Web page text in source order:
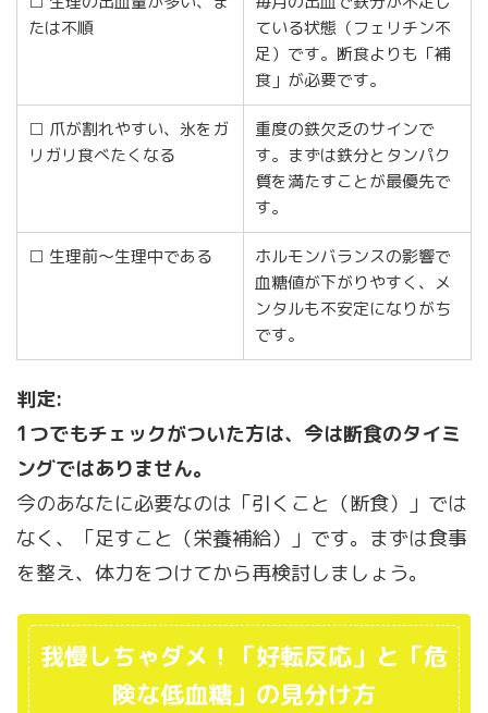
たは不順
ている状態（フェリチン不
足）です。断食よりも「補
食」が必要です。
□ 爪が割れやすい、氷をガ
リガリ食べたくなる
重度の鉄欠乏のサインで
す。まずは鉄分とタンパク
質を満たすことが最優先で
す。
□ 生理前〜生理中である
ホルモンバランスの影響で
血糖値が下がりやすく、メ
ンタルも不安定になりがち
です。
判定:
1つでもチェックがついた方は、今は断食のタイミ
ングではありません。
今のあなたに必要なのは「引くこと（断食）」では
なく、「足すこと（栄養補給）」です。まずは食事
を整え、体力をつけてから再検討しましょう。
我慢しちゃダメ！「好転反応」と「危
険な低血糖」の見分け方